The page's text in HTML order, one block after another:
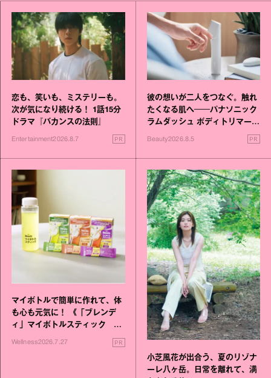
恋も、笑いも、ミステリーも。
次が気になり続ける！ 1話15分
ドラマ『バカンスの法則』
Entertainment2026.8.7 PR
彼の想いが二人をつなぐ。触れ
たくなる肌へ──パナソニック
ラムダッシュ ボディトリマーが
Beauty2026.8.5 PR
マイボトルで簡単に作れて、体
も心も元気に！ 《「ブレンデ
ィ」マイボトルスティック い
いこと毎日》シリーズが誕生
Wellness2026.7.27 PR
小芝風花が出合う、夏のリゾナ
ーレ八ヶ岳。日常を離れて、満